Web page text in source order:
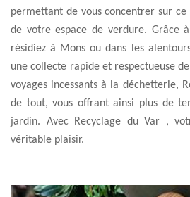
permettant de vous concentrer sur
de votre espace de verdure. Grâce
résidiez à Mons ou dans les
une collecte rapide et respectueuse
voyages incessants à la déchetterie,
de tout, vous offrant ainsi plus de
jardin. Avec Recyclage du Var ,
véritable plaisir.